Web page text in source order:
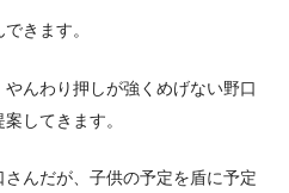
きます。
んわり押しが強くめげない野口
してきます。
んだが、子供の予定を盾に予定